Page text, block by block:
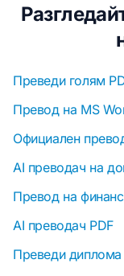
Преведи голям
Превод на MS
Официален
AI преводач на
Превод на
AI преводач PDF
Преведи диплома